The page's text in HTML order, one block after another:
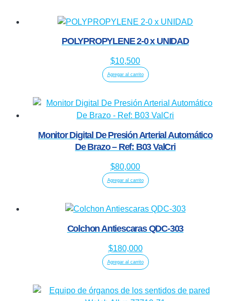
POLYPROPYLENE 2-0 x UNIDAD
$10,500
Agregar al carrito
Monitor Digital De Presión Arterial Automático
De Brazo – Ref: B03 ValCri
$80,000
Agregar al carrito
Colchon Antiescaras QDC-303
$180,000
Agregar al carrito